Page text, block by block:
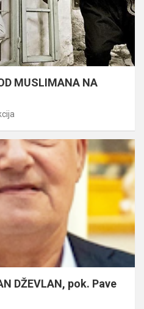
MUSLIMANA NA
DŽEVLAN, pok. Pave